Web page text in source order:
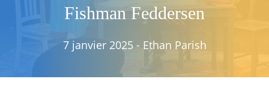
Fishman Feddersen
7 janvier 2025 - Ethan Parish